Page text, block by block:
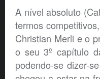
A nível absoluto
termos
Christian Merli e o
o seu 3º capítulo
podendo-se dizer-